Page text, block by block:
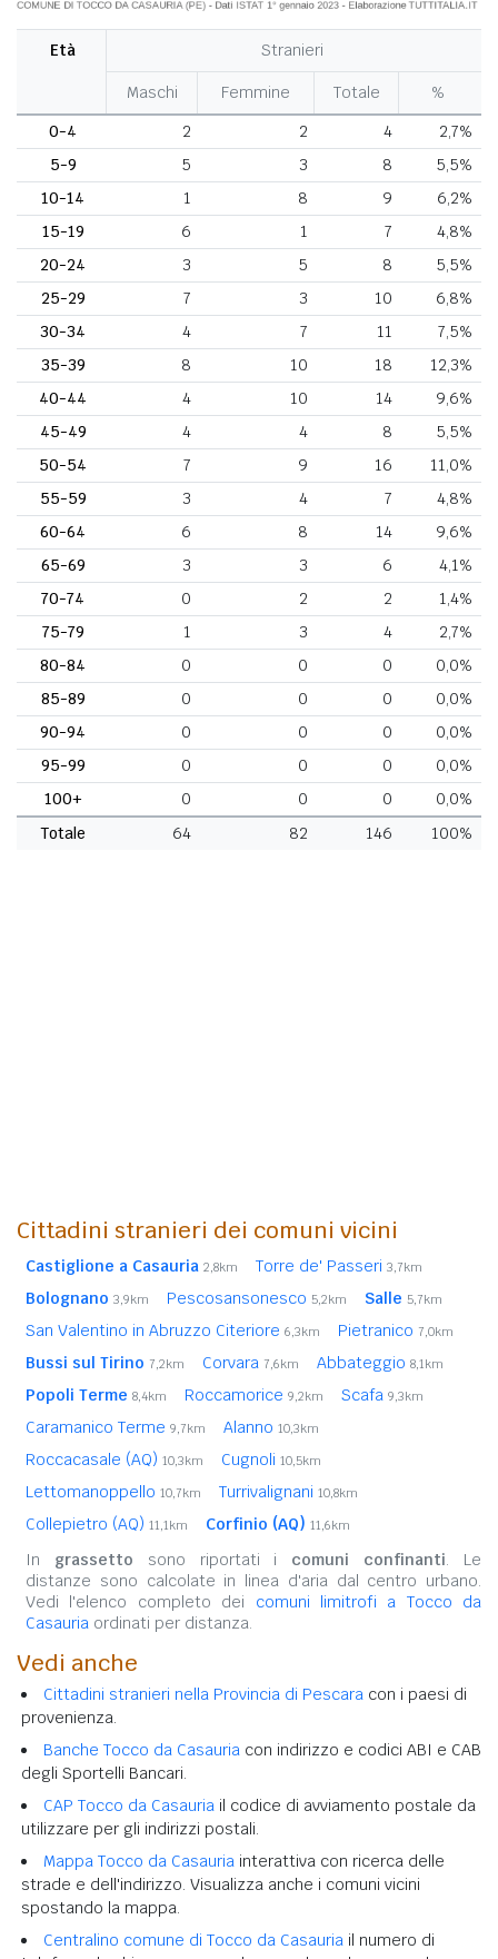
Età Stranieri
Maschi Femmine Totale
%
0-4
2 2 4
2,7%
5-9
5 3 8
5,5%
10-14
1 8 9
6,2%
15-19
6 1 7
4,8%
20-24
3 5 8
5,5%
25-29
7 3 10
6,8%
30-34
4 7 11
7,5%
35-39
8 10 18
12,3%
40-44
4 10 14
9,6%
45-49
4 4 8
5,5%
50-54
7 9 16
11,0%
55-59
3 4 7
4,8%
60-64
6 8 14
9,6%
65-69
3 3 6
4,1%
70-74
0 2 2
1,4%
75-79
1 3 4
2,7%
80-84
0 0 0
0,0%
85-89
0 0 0
0,0%
90-94
0 0 0
0,0%
95-99
0 0 0
0,0%
100+
0 0 0
0,0%
Totale
64 82 146 100%
Cittadini stranieri dei comuni vicini
Castiglione a Casauria 2,8km Torre de' Passeri 3,7km
Bolognano 3,9km Pescosansonesco 5,2km Salle 5,7km
San Valentino in Abruzzo Citeriore 6,3km Pietranico 7,0km
Bussi sul Tirino 7,2km Corvara 7,6km Abbateggio 8,1km
Popoli Terme 8,4km Roccamorice 9,2km Scafa 9,3km
Caramanico Terme 9,7km Alanno 10,3km
Roccacasale (AQ) 10,3km Cugnoli 10,5km
Lettomanoppello 10,7km Turrivalignani 10,8km
Collepietro (AQ) 11,1km Corfinio (AQ) 11,6km
In grassetto sono riportati i comuni confinanti. Le
distanze sono calcolate in linea d'aria dal centro urbano.
Vedi l'elenco completo dei comuni limitrofi a Tocco da
Casauria ordinati per distanza.
Vedi anche
Cittadini stranieri nella Provincia di Pescara con i paesi di
provenienza.
Banche Tocco da Casauria con indirizzo e codici ABI e CAB
degli Sportelli Bancari.
CAP Tocco da Casauria il codice di avviamento postale da
utilizzare per gli indirizzi postali.
Mappa Tocco da Casauria interattiva con ricerca delle
strade e dell'indirizzo. Visualizza anche i comuni vicini
spostando la mappa.
Centralino comune di Tocco da Casauria il numero di